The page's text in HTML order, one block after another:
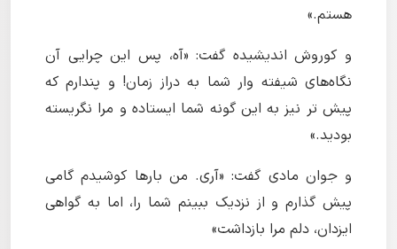
هستم.»
و کوروش اندیشیده گفت: «آه، پس این چرایی آن
نگاه‌های شیفته وار شما به دراز زمان! و پندارم که
پیش تر نیز به این گونه شما ایستاده و مرا نگریسته
بودید.»
و جوان مادی گفت: «آری. من بارها کوشیدم گامی
پیش گذارم و از نزدیک ببینم شما را، اما به گواهی
ایزدان، دلم مرا بازداشت»